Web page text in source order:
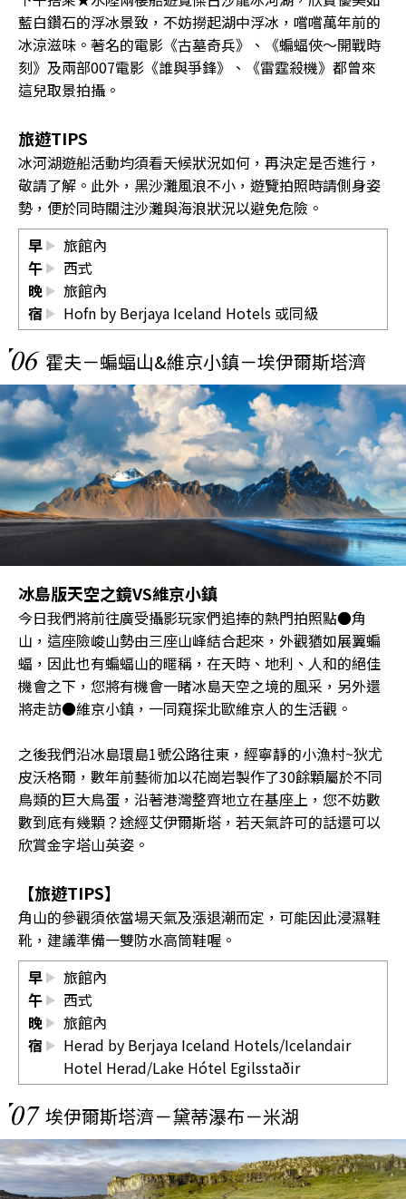
藍白鑽石的浮冰景致，不妨撈起湖中浮冰，嚐嚐萬年前的
冰涼滋味。著名的電影《古墓奇兵》、《蝙蝠俠～開戰時
刻》及兩部007電影《誰與爭鋒》、《雷霆殺機》都曾來
這兒取景拍攝。
旅遊TIPS
冰河湖遊船活動均須看天候狀況如何，再決定是否進行，
敬請了解。此外，黑沙灘風浪不小，遊覽拍照時請側身姿
勢，便於同時關注沙灘與海浪狀況以避免危險。
早
旅館內
午
西式
晚
旅館內
宿
Hofn by Berjaya Iceland Hotels 或同級
06 霍夫－蝙蝠山&維京小鎮－埃伊爾斯塔濟
冰島版天空之鏡VS維京小鎮
今日我們將前往廣受攝影玩家們追捧的熱門拍照點●角
山，這座險峻山勢由三座山峰結合起來，外觀猶如展翼蝙
蝠，因此也有蝙蝠山的暱稱，在天時、地利、人和的絕佳
機會之下，您將有機會一睹冰島天空之境的風采，另外還
將走訪●維京小鎮，一同窺探北歐維京人的生活觀。
之後我們沿冰島環島1號公路往東，經寧靜的小漁村~狄尤
皮沃格爾，數年前藝術加以花崗岩製作了30餘顆屬於不同
鳥類的巨大鳥蛋，沿著港灣整齊地立在基座上，您不妨數
數到底有幾顆？途經艾伊爾斯塔，若天氣許可的話還可以
欣賞金字塔山英姿。
【旅遊TIPS】
角山的參觀須依當場天氣及漲退潮而定，可能因此浸濕鞋
靴，建議準備一雙防水高筒鞋喔。
早
旅館內
午
西式
晚
旅館內
宿
Herad by Berjaya Iceland Hotels/Icelandair
Hotel Herad/Lake Hótel Egilsstaðir
07 埃伊爾斯塔濟－黛蒂瀑布－米湖